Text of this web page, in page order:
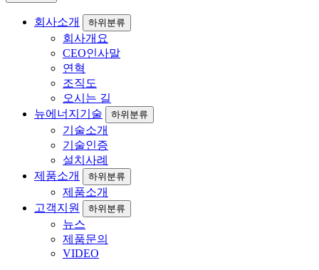
회사소개 하위분류
회사개요
CEO인사말
연혁
조직도
오시는 길
뉴에너지기술
하위분류
기술소개
기술인증
설치사례
제품소개
하위분류
제품소개
고객지원
하위분류
뉴스
제품문의
VIDEO